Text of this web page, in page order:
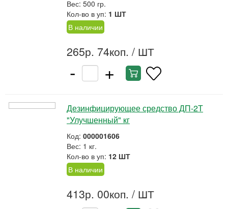
Вес: 500 гр.
Кол-во в уп: 1 ШТ
В наличии
265р. 74коп. / ШТ
- +
Дезинфицирующее средство ДП-2Т
"Улучшенный" кг
Код: 000001606
Вес: 1 кг.
Кол-во в уп: 12 ШТ
В наличии
413р. 00коп. / ШТ